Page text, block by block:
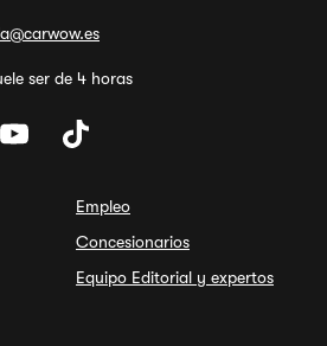
ser de 4 horas
Empleo
Concesionarios
Equipo Editorial y expertos